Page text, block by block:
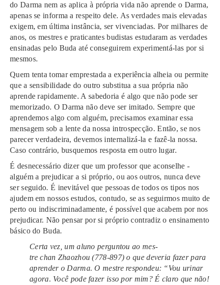
do Darma nem as apli­ca à pró­pria vida não aprende o Darma,
ape­nas se infor­ma a res­pei­to dele. As ver­da­des mais ele­va­das
exi­gem, em últi­ma ins­tân­cia, ser viven­cia­das. Por milha­res de
anos, os mes­tres e pra­ti­can­tes budistas estu­da­ram as ver­da­des
ensi­na­das pelo Buda até con­se­gui­rem experimentá-las por si
mesmos.
Quem tenta tomar empres­ta­da a expe­riência ­alheia ou per­mi­te
que a sen­sibilidade do outro subs­ti­tua a sua pró­pria não
apren­de rapi­da­men­te. A sabe­do­ria é algo que não pode ser
memo­ri­za­do. O Darma não deve ser imi­ta­do. Sempre que
apren­de­mos algo com ­alguém, pre­ci­sa­mos exa­mi­nar essa
men­sa­gem sob a lente da nossa intros­pec­ção. Então, se nos
pare­cer ver­da­dei­ra, deve­mos inter­na­li­zá-la e fazê-la nossa.
Caso con­trá­rio, busquemos res­pos­ta em outro lugar.
É des­ne­ces­sá­rio dizer que um pro­fes­sor que acon­se­lhe ­
alguém a pre­ju­di­car a si pró­prio, ou aos ­outros, nunca deve
ser segui­do. É ine­vi­tá­vel que pes­soas de todos os tipos nos
aju­dem em nos­sos estu­dos, contudo, se as seguir­mos muito de
perto ou indiscriminadamente, é pos­sí­vel que aca­bem por nos
pre­ju­di­car. Não pen­sar por si próprio contradiz o ensi­na­men­to
bási­co do Buda.
Certa vez, um aluno per­gun­tou ao mes­
tre chan Zhaozhou (778-897) o que deve­ria fazer para
apren­der o Darma. O mes­tre res­pon­deu: “Vou uri­nar
agora. Você pode fazer isso por mim? É claro que não!